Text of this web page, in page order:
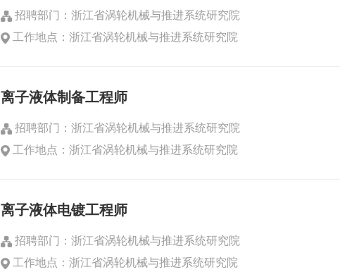
招聘部门：浙江省涡轮机械与推进系统研究院
工作地点：浙江省涡轮机械与推进系统研究院
离子液体制备工程师
招聘部门：浙江省涡轮机械与推进系统研究院
工作地点：浙江省涡轮机械与推进系统研究院
离子液体电镀工程师
招聘部门：浙江省涡轮机械与推进系统研究院
工作地点：浙江省涡轮机械与推进系统研究院